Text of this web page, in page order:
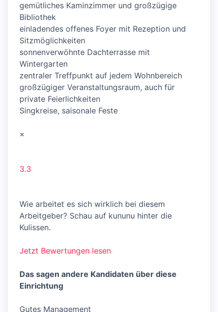
gemütliches Kaminzimmer und großzügige
Bibliothek
einladendes offenes Foyer mit Rezeption und
Sitzmöglichkeiten
sonnenverwöhnte Dachterrasse mit
Wintergarten
zentraler Treffpunkt auf jedem Wohnbereich
großzügiger Veranstaltungsraum, auch für
private Feierlichkeiten
Singkreise, saisonale Feste
×
3.3
Wie arbeitet es sich wirklich bei diesem
Arbeitgeber? Schau auf kununu hinter die
Kulissen.
Jetzt Bewertungen lesen
Das sagen andere Kandidaten über diese
Einrichtung
Gutes Management